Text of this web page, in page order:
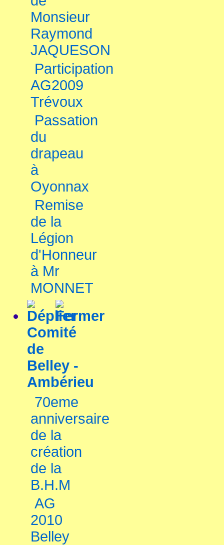
Monsieur
Raymond
JAQUESON
Participation
AG2009
Trévoux
Passation
du
drapeau
à
Oyonnax
Remise
de la
Légion
d'Honneur
à Mr
MONNET
Comité
de
Belley -
Ambérieu
70eme
anniversaire
de la
création
de la
B.H.M
AG
2010
Belley